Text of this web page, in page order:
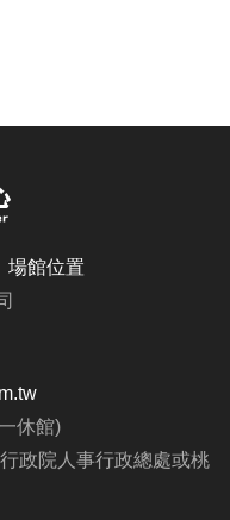
場館位置
休館)
政院人事行政總處或桃